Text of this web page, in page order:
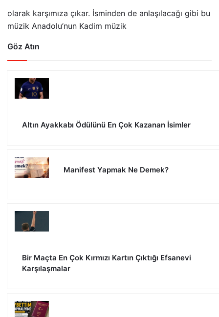
olarak karşımıza çıkar. İsminden de anlaşılacağı gibi bu
müzik Anadolu’nun Kadim müzik
Göz Atın
Altın Ayakkabı Ödülünü En Çok Kazanan İsimler
Manifest Yapmak Ne Demek?
Bir Maçta En Çok Kırmızı Kartın Çıktığı Efsanevi
Karşılaşmalar